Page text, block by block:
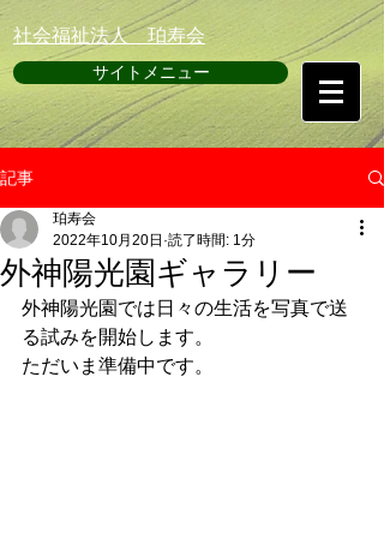
​社会福祉法人 珀寿会
サイトメニュー
記事
外神陽光園ギャラリー
珀寿会
2022年10月20日 読了時間: 1分
外神陽光園では日々の生活を写真で送
る試みを開始します。
ただいま準備中です。